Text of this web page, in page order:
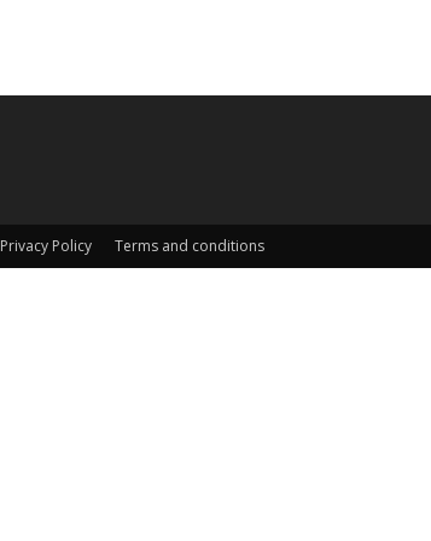
Privacy Policy Terms and conditions